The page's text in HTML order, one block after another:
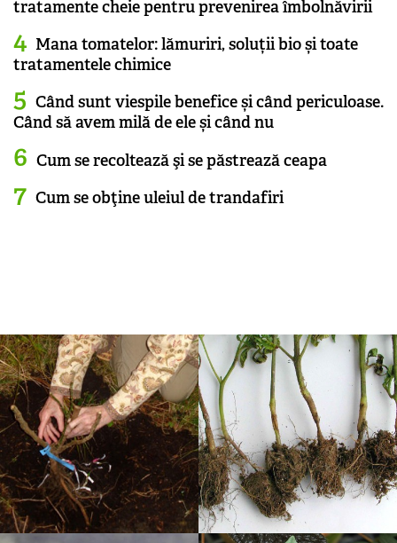
tratamente cheie pentru prevenirea îmbolnăvirii
Mana tomatelor: lămuriri, soluții bio și toate
tratamentele chimice
Când sunt viespile benefice și când periculoase.
Când să avem milă de ele și când nu
Cum se recoltează şi se păstrează ceapa
Cum se obţine uleiul de trandafiri